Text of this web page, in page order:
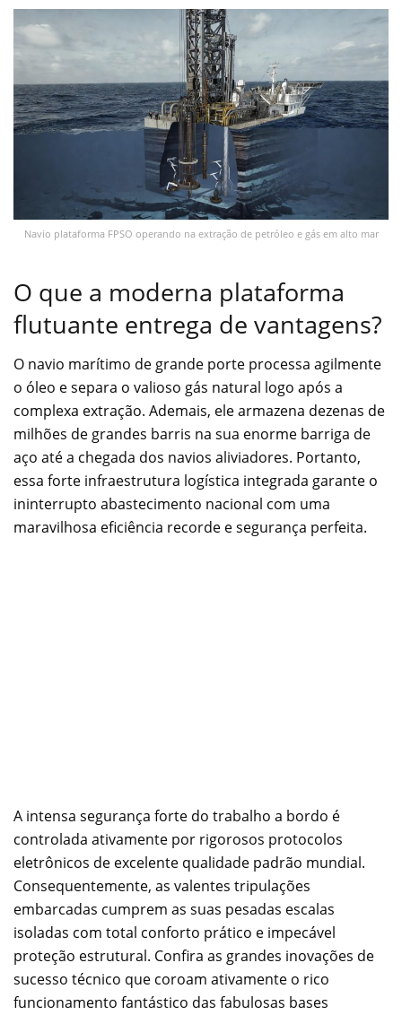
Navio plataforma FPSO operando na extração de petróleo e gás em alto mar
O que a moderna plataforma
flutuante entrega de vantagens?
O navio marítimo de grande porte processa agilmente
o óleo e separa o valioso gás natural logo após a
complexa extração. Ademais, ele armazena dezenas de
milhões de grandes barris na sua enorme barriga de
aço até a chegada dos navios aliviadores. Portanto,
essa forte infraestrutura logística integrada garante o
ininterrupto abastecimento nacional com uma
maravilhosa eficiência recorde e segurança perfeita.
A intensa segurança forte do trabalho a bordo é
controlada ativamente por rigorosos protocolos
eletrônicos de excelente qualidade padrão mundial.
Consequentemente, as valentes tripulações
embarcadas cumprem as suas pesadas escalas
isoladas com total conforto prático e impecável
proteção estrutural. Confira as grandes inovações de
sucesso técnico que coroam ativamente o rico
funcionamento fantástico das fabulosas bases